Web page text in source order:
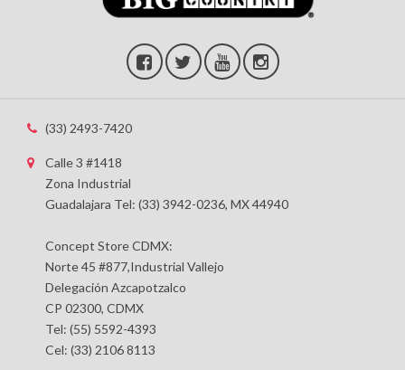
(33) 2493-7420
Calle 3 #1418
Zona Industrial
Guadalajara Tel: (33) 3942-0236, MX 44940
Concept Store CDMX:
Norte 45 #877,Industrial Vallejo
Delegación Azcapotzalco
CP 02300, CDMX
Tel: (55) 5592-4393
Cel: (33) 2106 8113